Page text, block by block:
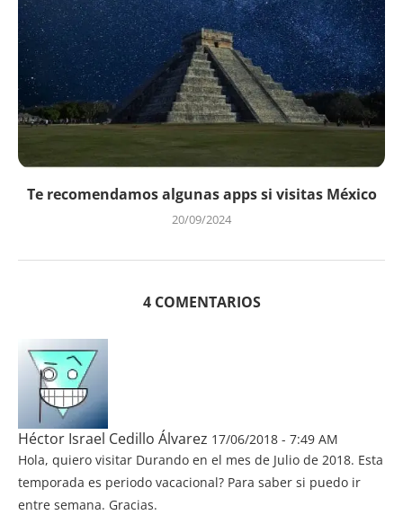
Te recomendamos algunas apps si visitas México
20/09/2024
4 COMENTARIOS
Héctor Israel Cedillo Álvarez 17/06/2018 - 7:49 AM
Hola, quiero visitar Durando en el mes de Julio de 2018. Esta
temporada es periodo vacacional? Para saber si puedo ir
entre semana. Gracias.